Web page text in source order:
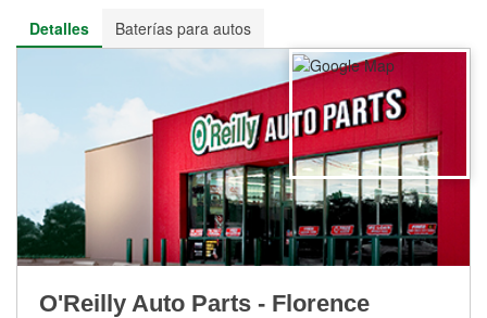
Detalles
Baterías para autos
O'Reilly Auto Parts - Florence